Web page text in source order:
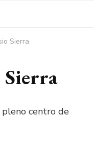
Sierra
Sierra
centro de